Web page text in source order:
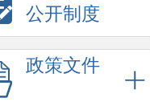
公开制度
政策文件